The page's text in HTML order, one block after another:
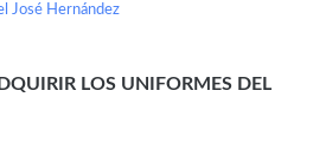
José Hernández
LOS UNIFORMES DEL